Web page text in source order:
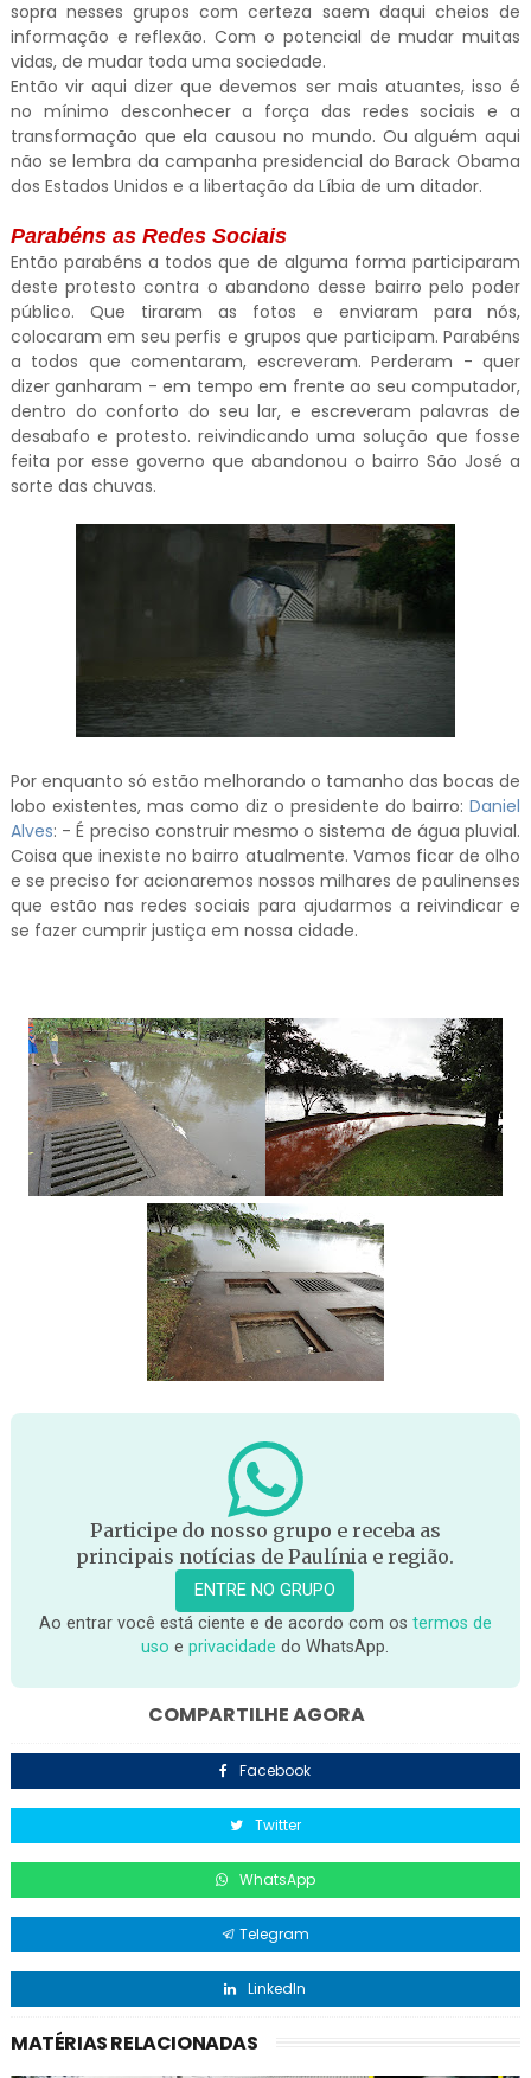
sopra nesses grupos com certeza saem daqui cheios de
informação e reflexão. Com o potencial de mudar muitas
vidas, de mudar toda uma sociedade.
Então vir aqui dizer que devemos ser mais atuantes, isso é
no mínimo desconhecer a força das redes sociais e a
transformação que ela causou no mundo. Ou alguém aqui
não se lembra da campanha presidencial do Barack Obama
dos Estados Unidos e a libertação da Líbia de um ditador.
Parabéns as Redes Sociais
Então parabéns a todos que de alguma forma participaram
deste protesto contra o abandono desse bairro pelo poder
público. Que tiraram as fotos e enviaram para nós,
colocaram em seu perfis e grupos que participam. Parabéns
a todos que comentaram, escreveram. Perderam - quer
dizer ganharam - em tempo em frente ao seu computador,
dentro do conforto do seu lar, e escreveram palavras de
desabafo e protesto. reivindicando uma solução que fosse
feita por esse governo que abandonou o bairro São José a
sorte das chuvas.
Por enquanto só estão melhorando o tamanho das bocas de
lobo existentes, mas como diz o presidente do bairro:Daniel
Alves: - É preciso construir mesmo o sistema de água pluvial.
Coisa que inexiste no bairro atualmente. Vamos ficar de olho
e se preciso for acionaremos nossos milhares de paulinenses
que estão nas redes sociais para ajudarmos a reivindicar e
se fazer cumprir justiça em nossa cidade.
Participe do nosso grupo e receba as
principais notícias de Paulínia e região.
ENTRE NO GRUPO
Ao entrar você está ciente e de acordo com os termos de
uso eprivacidade do WhatsApp.
COMPARTILHE AGORA
Facebook
Twitter
WhatsApp
Telegram
LinkedIn
MATÉRIAS RELACIONADAS